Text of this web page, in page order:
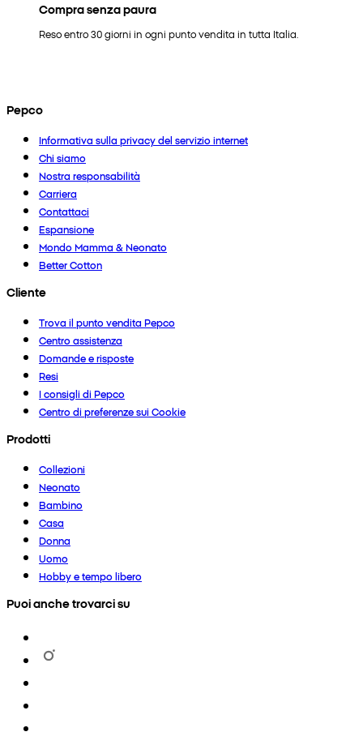
Compra senza paura
Reso entro 30 giorni in ogni punto vendita in tutta Italia.
Pepco
Informativa sulla privacy del servizio internet
Chi siamo
Nostra responsabilità
Carriera
Contattaci
Espansione
Mondo Mamma & Neonato
Better Cotton
Cliente
Trova il punto vendita Pepco
Centro assistenza
Domande e risposte
Resi
I consigli di Pepco
Centro di preferenze sui Cookie
Prodotti
Collezioni
Neonato
Bambino
Casa
Donna
Uomo
Hobby e tempo libero
Puoi anche trovarci su